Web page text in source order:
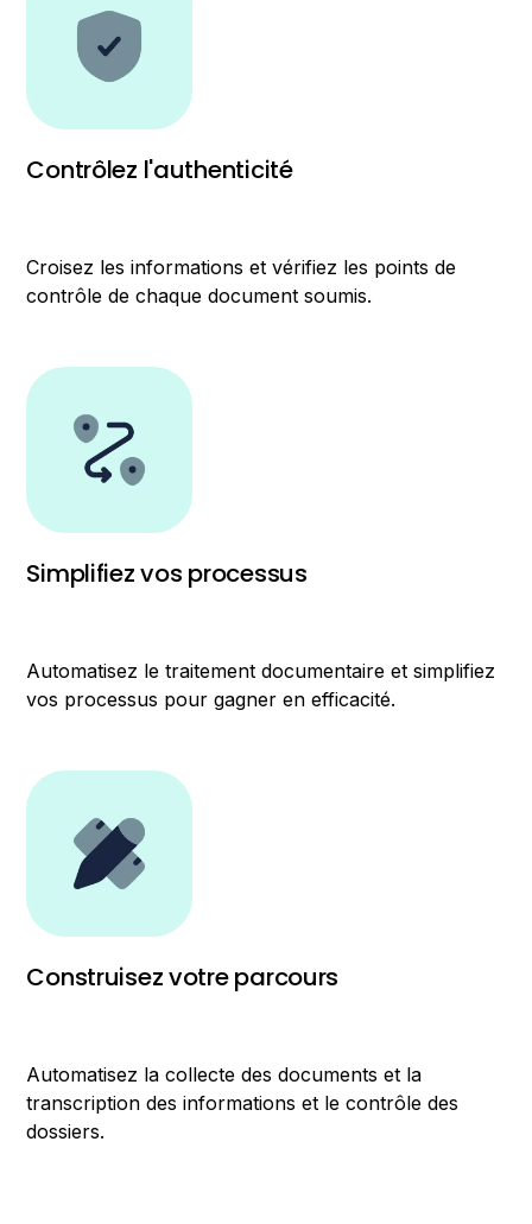
Contrôlez l'authenticité
Croisez les informations et vérifiez les points de
contrôle de chaque document soumis.
Simplifiez vos processus
Automatisez le traitement documentaire et simplifiez
vos processus pour gagner en efficacité.
Construisez votre parcours
Automatisez la collecte des documents et la
transcription des informations et le contrôle des
dossiers.